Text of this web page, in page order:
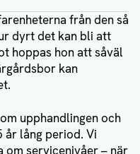
från den så
dyrt det kan bli att
hoppas hon att såväl
kan
upphandlingen och
år lång period. Vi
om servicenivåer – när